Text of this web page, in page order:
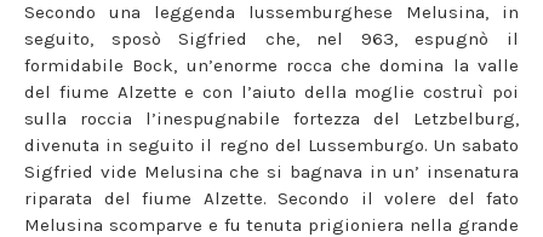
Secondo una leggenda lussemburghese Melusina, in
seguito, sposò Sigfried che, nel 963, espugnò il
formidabile Bock, un’enorme rocca che domina la valle
del fiume Alzette e con l’aiuto della moglie costruì poi
sulla roccia l’inespugnabile fortezza del Letzbelburg,
divenuta in seguito il regno del Lussemburgo. Un sabato
Sigfried vide Melusina che si bagnava in un’ insenatura
riparata del fiume Alzette. Secondo il volere del fato
Melusina scomparve e fu tenuta prigioniera nella grande